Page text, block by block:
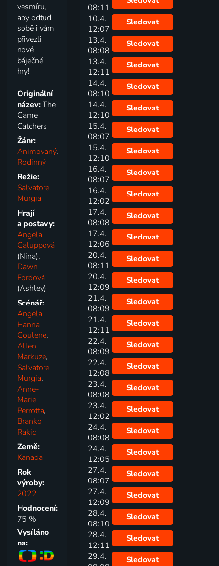
vesmíru,
aby odtud
sobě i vám
přivezli
nové
báječné
hry!
Originální
název:The
Game
Catchers
Žánr:
Animovaný,
Rodinný
Režie:
Salvatore
Murgia
Hrají
a postavy:
Angela
Galuppová
(Nina),
Dawn
Fordová
(Ashley)
Scénář:
Angela
Hanna
Goulene,
Allen
Markuze,
Salvatore
Murgia,
Anne-
Marie
Perrotta,
Branko
Rakic
Země:
Kanada
Rok
výroby:
2022
Hodnocení:
75 %
Vysíláno
na:
08:11
10.4.
12:07
Sledovat
13.4.
08:08
Sledovat
13.4.
12:11
Sledovat
14.4.
08:10
Sledovat
14.4.
12:10
Sledovat
15.4.
08:07
Sledovat
15.4.
12:10
Sledovat
16.4.
08:07
Sledovat
16.4.
12:02
Sledovat
17.4.
08:08
Sledovat
17.4.
12:06
Sledovat
20.4.
08:11
Sledovat
20.4.
12:09
Sledovat
21.4.
08:09
Sledovat
21.4.
12:11
Sledovat
22.4.
08:09
Sledovat
22.4.
12:08
Sledovat
23.4.
08:08
Sledovat
23.4.
12:02
Sledovat
24.4.
08:08
Sledovat
24.4.
12:05
Sledovat
27.4.
08:07
Sledovat
27.4.
12:09
Sledovat
28.4.
08:10
Sledovat
28.4.
12:11
Sledovat
29.4.
Sledovat